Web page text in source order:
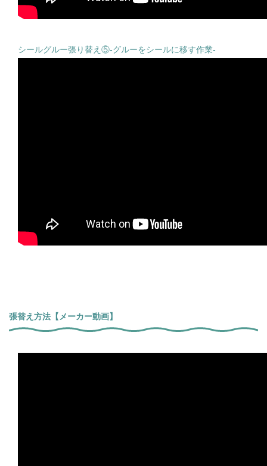
シールグルー張り替え⑤-グルーをシールに移す作業-
張替え方法【メーカー動画】